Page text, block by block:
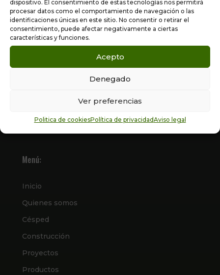
dispositivo. El consentimiento de estas tecnologías nos permitirá
procesar datos como el comportamiento de navegación o las
identificaciones únicas en este sitio. No consentir o retirar el
consentimiento, puede afectar negativamente a ciertas
características y funciones.
Acepto
Denegado
Ver preferencias
Politica de cookiesPolítica de privacidadAviso legal
Categorías
Cesped, pistas deportivas y jardinería
Menú:
Inicio
Quienes somos
Césped
Construcción
Proyectos
Productos